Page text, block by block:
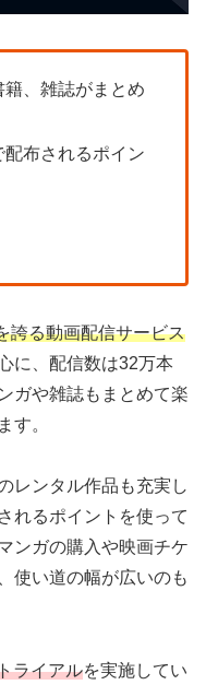
、雑誌がまとめ
布されるポイン
誇る動画配信サービス
に、配信数は32万本
ガや雑誌もまとめて楽
す。
レンタル作品も充実し
れるポイントを使って
ンガの購入や映画チケ
使い道の幅が広いのも
ライアルを実施してい